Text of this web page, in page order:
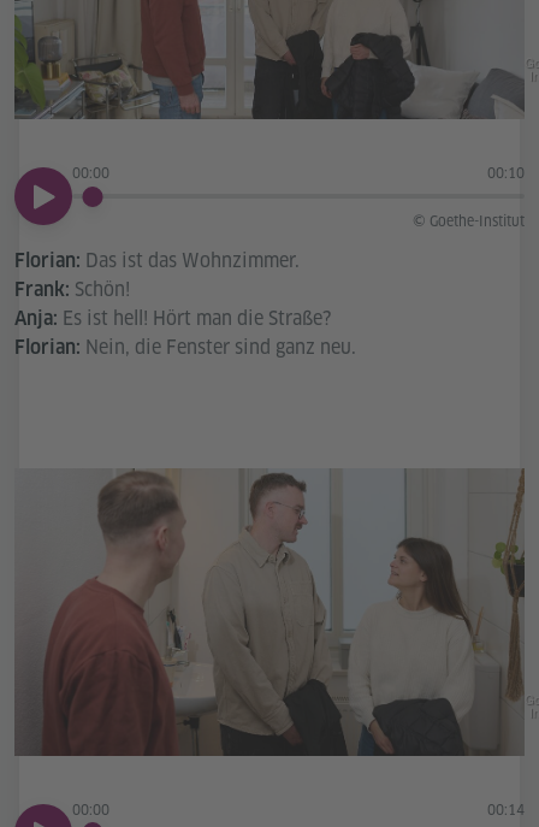
00:00 00:10
00:00
© Goethe-Institut
Florian: Das ist das Wohnzimmer.
Frank: Schön!
Anja: Es ist hell! Hört man die Straße?
Florian: Nein, die Fenster sind ganz neu.
00:00 00:14